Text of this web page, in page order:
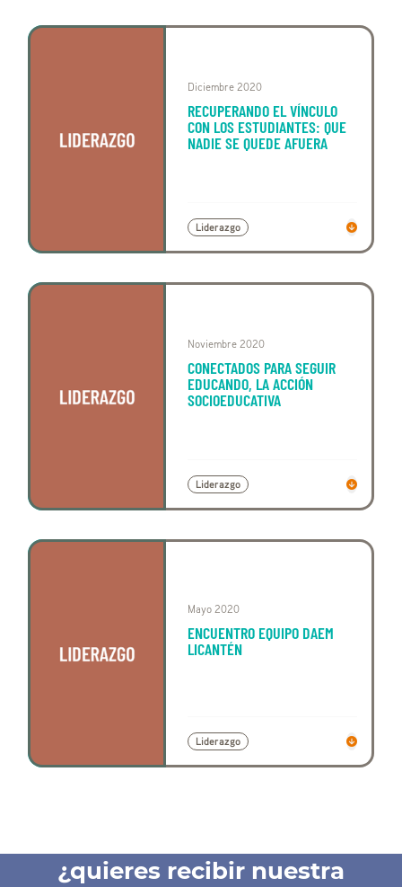
Diciembre 2020
RECUPERANDO EL VÍNCULO
CON LOS ESTUDIANTES: QUE
NADIE SE QUEDE AFUERA
Liderazgo
Noviembre 2020
CONECTADOS PARA SEGUIR
EDUCANDO, LA ACCIÓN
SOCIOEDUCATIVA
Liderazgo
Mayo 2020
ENCUENTRO EQUIPO DAEM
LICANTÉN
Liderazgo
¿quieres recibir nuestra